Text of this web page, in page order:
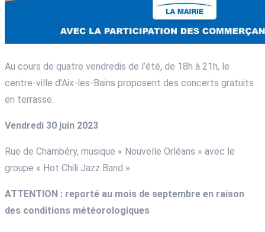
Au cours de quatre vendredis de l’été, de 18h à 21h, le
centre-ville d’Aix-les-Bains proposent des concerts gratuits
en terrasse.
Vendredi 30 juin 2023
Rue de Chambéry, musique « Nouvelle Orléans » avec le
groupe « Hot Chili Jazz Band »
ATTENTION : reporté au mois de septembre en raison
des conditions météorologiques